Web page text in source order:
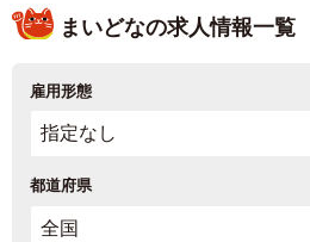
まいどなの求人情報一覧
雇用形態
都道府県